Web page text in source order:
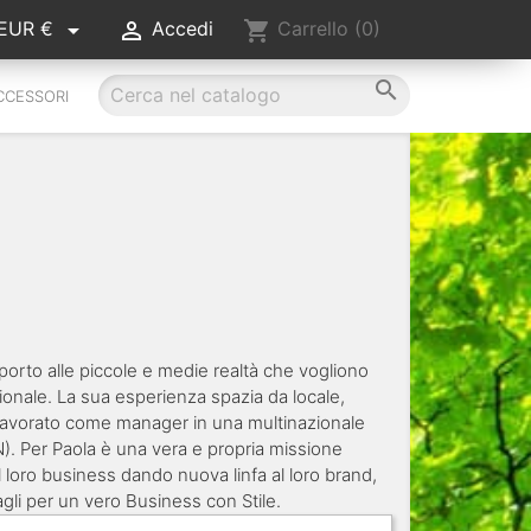
€   Accedi shopping_cart Carrello (0)

alle piccole e medie realtà che vogliono
La sua esperienza spazia da locale,
come manager in una multinazionale
Per Paola è una vera e propria missione
business dando nuova linfa al loro brand,
per un vero Business con Stile.